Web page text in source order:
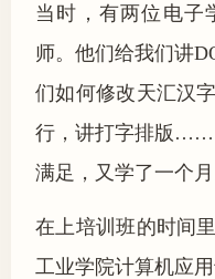
当时，有两位电子
师。他们给我们讲
们如何修改天汇汉
行，讲打字排版……
满足，又学了一个月
在上培训班的时间
工业学院计算机应